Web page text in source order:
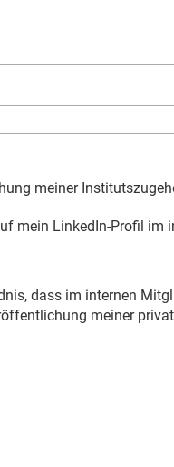
meiner
mein LinkedIn-Profil im
dass im internen
meiner